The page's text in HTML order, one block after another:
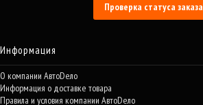
Проверка статуса заказа
Информация
О компании АвтоDело
Информация о доставке товара
Правила и условия компании АвтоDело